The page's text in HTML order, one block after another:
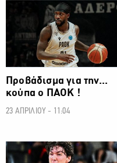
ΜΠΑΣΚΕΤ
Προβάδισμα για την...
κούπα ο ΠΑΟΚ !
23 ΑΠΡΙΛΙΟΥ - 11:04
ΜΠΑΣΚΕΤ